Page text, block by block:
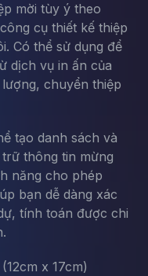
mời tùy ý theo
cụ thiết kế thiệp
Có thể sử dụng để
dịch vụ in ấn của
chuyển thiệp
tạo danh sách và
thông tin mừng
năng cho phép
bạn dễ dàng xác
tính toán được chi
x 17cm)